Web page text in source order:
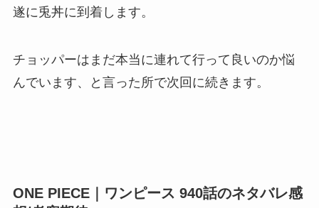
遂に兎丼に到着します。
チョッパーはまだ本当に連れて行って良いのか悩
んでいます、と言った所で次回に続きます。
ONE PIECE｜ワンピース 940話のネタバレ感